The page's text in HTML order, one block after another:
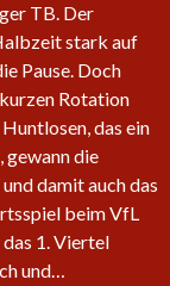
TB. Der
stark auf
Pause. Doch
Rotation
das ein
gewann die
damit auch das
beim VfL
1. Viertel
und…